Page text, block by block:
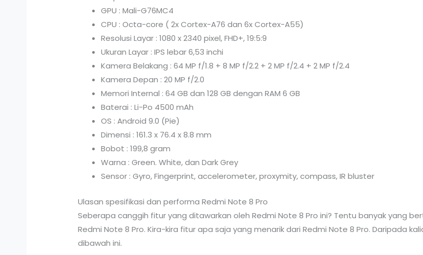
GPU : Mali-G76MC4
CPU : Octa-core ( 2x Cortex-A76 dan 6x Cortex-A55)
Resolusi Layar : 1080 x 2340 pixel, FHD+, 19:5:9
Ukuran Layar : IPS lebar 6,53 inchi
Kamera Belakang : 64 MP f/1.8 + 8 MP f/2.2 + 2 MP f/2.4 + 2 MP f/2.4
Kamera Depan : 20 MP f/2.0
Memori Internal : 64 GB dan 128 GB dengan RAM 6 GB
Baterai : Li-Po 4500 mAh
OS : Android 9.0 (Pie)
Dimensi : 161.3 x 76.4 x 8.8 mm
Bobot : 199,8 gram
Warna : Green. White, dan Dark Grey
Sensor : Gyro, Fingerprint, accelerometer, proxymity, compass, IR bluster
Ulasan spesifikasi dan performa Redmi Note 8 Pro
Seberapa canggih fitur yang ditawarkan oleh Redmi Note 8 Pro ini? Tentu banyak yang
Redmi Note 8 Pro. Kira-kira fitur apa saja yang menarik dari Redmi Note 8 Pro. Daripada
dibawah ini.